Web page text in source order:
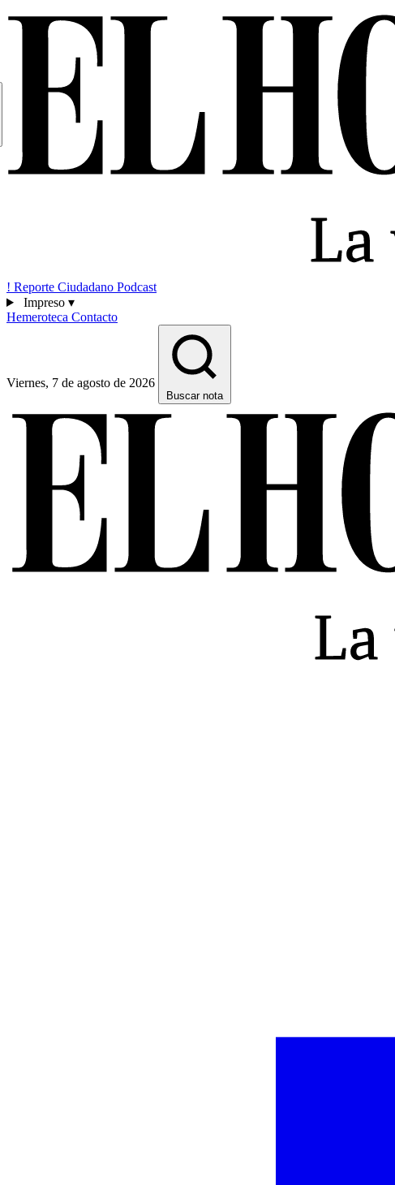
! Reporte Ciudadano Podcast
Impreso ▾
Hemeroteca Contacto
Viernes, 7 de agosto de 2026
Buscar nota